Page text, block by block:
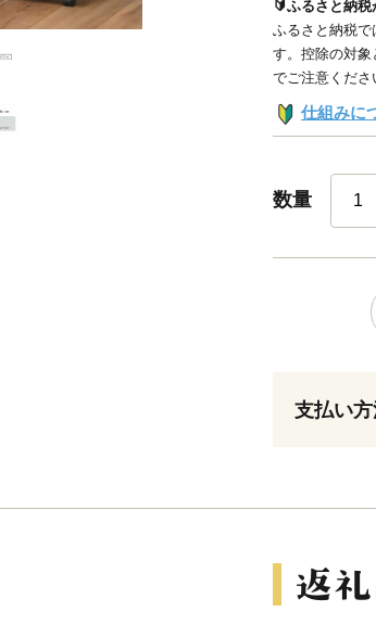
🔰ふるさと納
ふるさと納税で
す。控除の対
でご注意くださ
仕組みに
数量
支払い